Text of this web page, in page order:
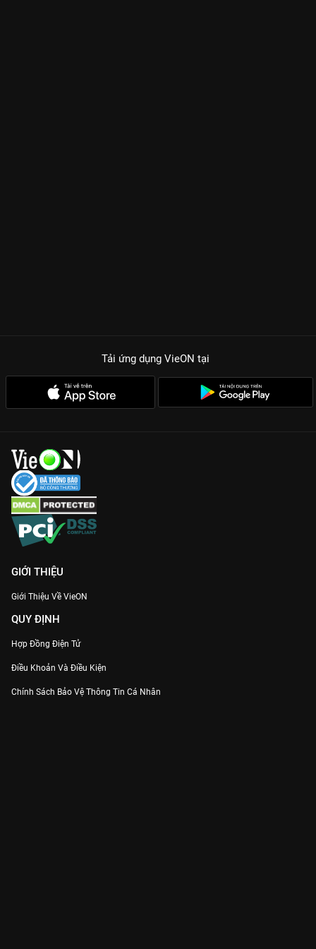
Tải ứng dụng VieON tại
GIỚI THIỆU
Giới Thiệu Về VieON
QUY ĐỊNH
Hợp Đồng Điện Tử
Điều Khoản Và Điều Kiện
Chính Sách Bảo Vệ Thông Tin Cá Nhân